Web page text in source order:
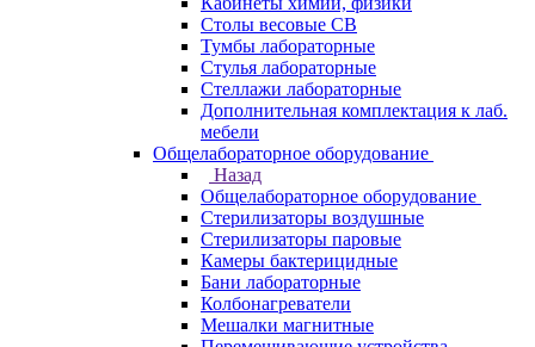
Столы весовые СВ
Тумбы лабораторные
Стулья лабораторные
Стеллажи лабораторные
Дополнительная комплектация к лаб.
мебели
Общелабораторное оборудование
Назад
Общелабораторное оборудование
Стерилизаторы воздушные
Стерилизаторы паровые
Камеры бактерицидные
Бани лабораторные
Колбонагреватели
Мешалки магнитные